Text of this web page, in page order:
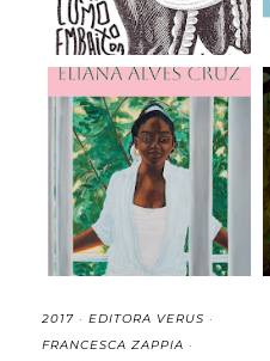
Meridiana - Eliana
Alves Cruz (rese...
2017 · EDITORA VERUS ·
FRANCESCA ZAPPIA ·